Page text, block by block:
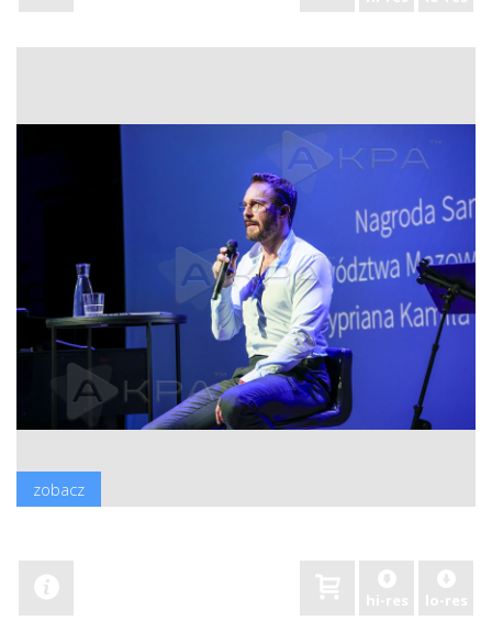
zobacz
hi-res lo-res